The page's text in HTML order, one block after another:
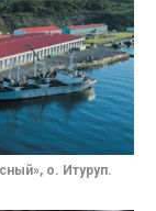
о. Итуруп.